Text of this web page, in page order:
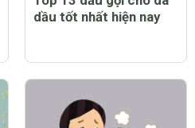
dầu tốt nhất hiện nay